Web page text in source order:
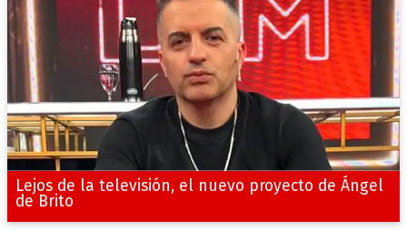
Lejos de la televisión, el nuevo proyecto de Ángel
de Brito